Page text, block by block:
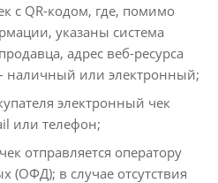
с QR-кодом, где, помимо
указаны система
адрес веб-ресурса
наличный или электронный;
электронный чек
или телефон;
отправляется оператору
(ОФД); в случае отсутствия